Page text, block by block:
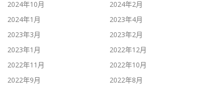
2024年10月
2024年2月
2024年1月
2023年4月
2023年3月
2023年2月
2023年1月
2022年12月
2022年11月
2022年10月
2022年9月
2022年8月